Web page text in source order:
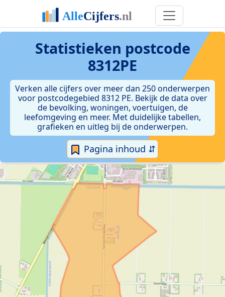
Statistieken postcode
8312PE
Verken alle cijfers over meer dan 250 onderwerpen
voor postcodegebied 8312 PE. Bekijk de data over
de bevolking, woningen, voertuigen, de
leefomgeving en meer. Met duidelijke tabellen,
grafieken en uitleg bij de onderwerpen.
Pagina inhoud ⇵